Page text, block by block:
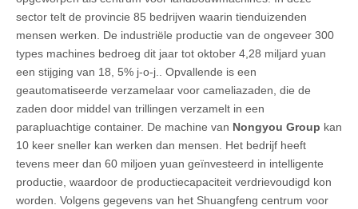
sector telt de provincie 85 bedrijven waarin tienduizenden
mensen werken. De industriële productie van de ongeveer 300
types machines bedroeg dit jaar tot oktober 4,28 miljard yuan
een stijging van 18, 5% j-o-j.. Opvallende is een
geautomatiseerde verzamelaar voor cameliazaden, die de
zaden door middel van trillingen verzamelt in een
parapluachtige container. De machine van Nongyou Group kan
10 keer sneller kan werken dan mensen. Het bedrijf heeft
tevens meer dan 60 miljoen yuan geïnvesteerd in intelligente
productie, waardoor de productiecapaciteit verdrievoudigd kon
worden. Volgens gegevens van het Shuangfeng centrum voor